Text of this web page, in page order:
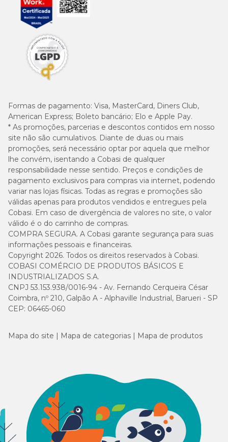
Formas de pagamento: Visa, MasterCard, Diners Club,
American Express; Boleto bancário; Elo e Apple Pay.
* As promoções, parcerias e descontos contidos em nosso
site não são cumulativos. Diante de duas ou mais
promoções, será necessário optar por aquela que melhor
lhe convém, isentando a Cobasi de qualquer
responsabilidade nesse sentido. Preços e condições de
pagamento exclusivos para compras via internet, podendo
variar nas lojas físicas. Todas as regras e promoções são
válidas apenas para produtos vendidos e entregues pela
Cobasi. Em caso de divergência de valores no site, o valor
válido é o do carrinho de compras.
COMPRA SEGURA. A Cobasi garante segurança para suas
informações pessoais e financeiras.
Copyright 2026. Todos os direitos reservados à Cobasi.
COBASI COMÉRCIO DE PRODUTOS BÁSICOS E
INDUSTRIALIZADOS S.A.
CNPJ 53.153.938/0016-94 - Av. Fernando Cerqueira César
Coimbra, nº 210, Galpão A - Alphaville Industrial, Barueri - SP
CEP: 06465-060
Mapa do site Mapa de categorias Mapa de produtos